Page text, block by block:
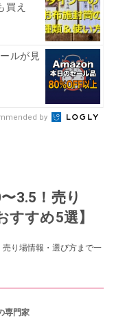
買え
ルが見
by
3.5！売り
すめ5選】
り場情報・選び方まで一
専門家